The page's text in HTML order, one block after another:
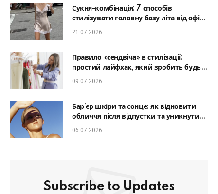
Сукня-комбінація: 7 способів
стилізувати головну базу літа від офісу
до романтичної вечері
21.07.2026
Правило «сендвіча» в стилізації:
простий лайфхак, який зробить будь-
який образ гармонійним
09.07.2026
Бар’єр шкіри та сонце: як відновити
обличчя після відпустки та уникнути
фотостаріння
06.07.2026
Subscribe to Updates